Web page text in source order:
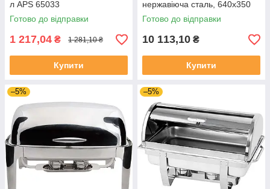
л APS 65033
Готово до відправки
1 217,04 ₴ 1 281,10 ₴
Купити
нержавіюча сталь, 640x350
мм, h-340 мм
Готово до відправки
10 113,10 ₴
Купити
–5% –5%